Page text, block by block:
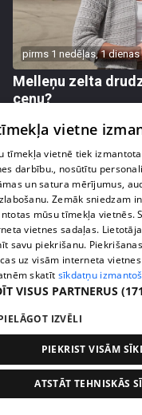
pirms 1 nedēļas, 1 dienas
Melleņu zelta
cenu?
pirms 1 nedēļas, 1 dienas
Ogas un sēnes
punktos to krietni
409. epizode
vietne
tīmekļa vietnē tiek
darbību., nosūtītu
un satura mērījumus,
Zemāk sniedzam
mūsu tīmekļa vietnēs.
vietnes sadaļas.
savu piekrišanu.
uz visām interneta
skatīt sīkdatņu
VISUS PARTNERUS
IZVĒLI
PIEKRIST VISĀM
ATSTĀT TEHNISKĀS